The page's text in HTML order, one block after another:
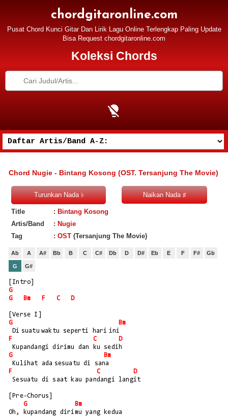
chordgitaronline.com
Pusat Chord Kunci Gitar Dan Lirik Lagu Online Terlengkap Paling Update
Bisa Request chordgitaronline.com
Koleksi Chords
Chord Nugie - Bintang Kosong (OST. Tersanjung The Movie)
Title : Bintang Kosong
Artis/Band
: Nugie
Tag
: OST (Tersanjung The Movie)
Ab A A# Bb B C C# Db D D# Eb E F F# Gb
G G#
[Intro]
G
G
Bm F C D
[Verse I]
G
Bm
Di suatu waktu seperti hari ini
F
C
D
Kupandangi dirimu dan ku sedih
G
Bm
Kulihat ada sesuatu di sana
F
C
D
Sesuatu di saat kau pandangi langit
[Pre-Chorus]
G
Bm
Oh, kupandang dirimu yang kedua